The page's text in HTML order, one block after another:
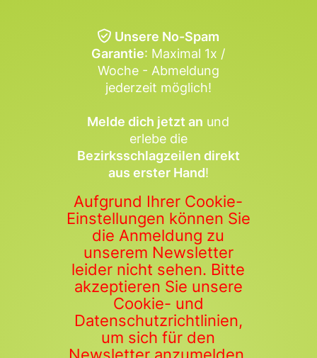
Unsere No-Spam
Garantie: Maximal 1x /
Woche - Abmeldung
jederzeit möglich!
Melde dich jetzt an und
erlebe die
Bezirksschlagzeilen direkt
aus erster Hand!
Aufgrund Ihrer Cookie-
Einstellungen können Sie
die Anmeldung zu
unserem Newsletter
leider nicht sehen. Bitte
akzeptieren Sie unsere
Cookie- und
Datenschutzrichtlinien,
um sich für den